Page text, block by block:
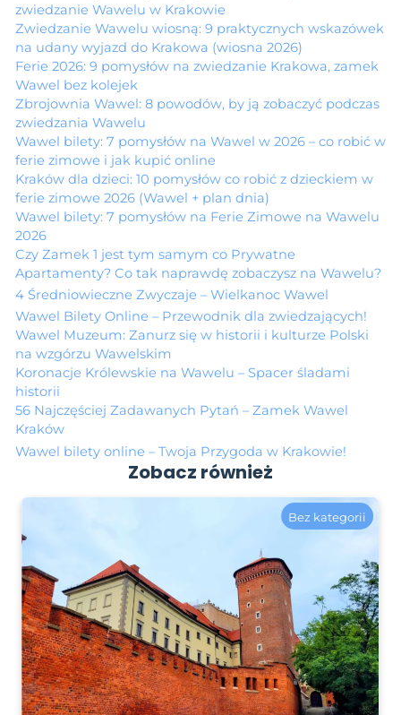
zwiedzanie Wawelu w Krakowie
Zwiedzanie Wawelu wiosną: 9 praktycznych wskazówek
na udany wyjazd do Krakowa (wiosna 2026)
Ferie 2026: 9 pomysłów na zwiedzanie Krakowa, zamek
Wawel bez kolejek
Zbrojownia Wawel: 8 powodów, by ją zobaczyć podczas
zwiedzania Wawelu
Wawel bilety: 7 pomysłów na Wawel w 2026 – co robić w
ferie zimowe i jak kupić online
Kraków dla dzieci: 10 pomysłów co robić z dzieckiem w
ferie zimowe 2026 (Wawel + plan dnia)
Wawel bilety: 7 pomysłów na Ferie Zimowe na Wawelu
2026
Czy Zamek 1 jest tym samym co Prywatne
Apartamenty? Co tak naprawdę zobaczysz na Wawelu?
4 Średniowieczne Zwyczaje – Wielkanoc Wawel
Wawel Bilety Online – Przewodnik dla zwiedzających!
Wawel Muzeum: Zanurz się w historii i kulturze Polski
na wzgórzu Wawelskim
Koronacje Królewskie na Wawelu – Spacer śladami
historii
56 Najczęściej Zadawanych Pytań – Zamek Wawel
Kraków
Wawel bilety online – Twoja Przygoda w Krakowie!
Zobacz również
Bez kategorii